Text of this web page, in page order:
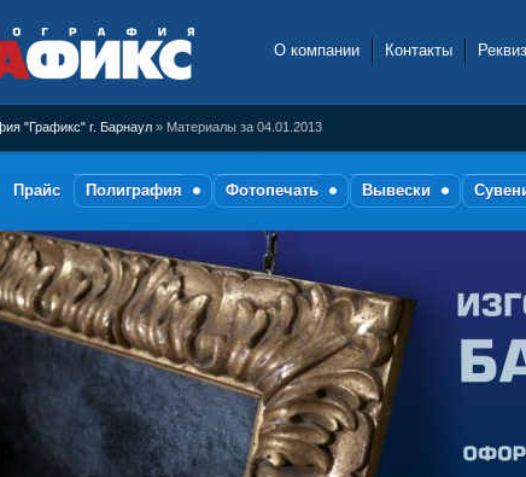
Барнаул
О компании Контакты
"Графикс" г. Барнаул » Материалы за 04.01.2013
Прайс Полиграфия Фотопечать Вывески